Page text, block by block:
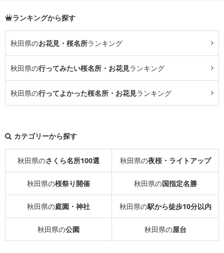
ランキングから探す
秋田県のお花見・桜名所ランキング
秋田県の行ってみたい桜名所・お花見ランキング
秋田県の行ってよかった桜名所・お花見ランキング
カテゴリーから探す
秋田県のさくら名所100選 秋田県の夜桜・ライトアップ
秋田県の桜祭り開催 秋田県の国指定名勝
秋田県の庭園・神社 秋田県の駅から徒歩10分以内
秋田県の公園 秋田県の屋台